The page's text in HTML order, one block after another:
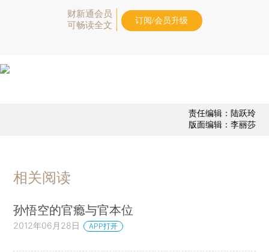
财新通会员
可畅读全文
订阅/会员升级
责任编辑：陆跃玲
版面编辑：李丽莎
相关阅读
孙悟空的官瘾与官本位
2012年06月28日 APP打开